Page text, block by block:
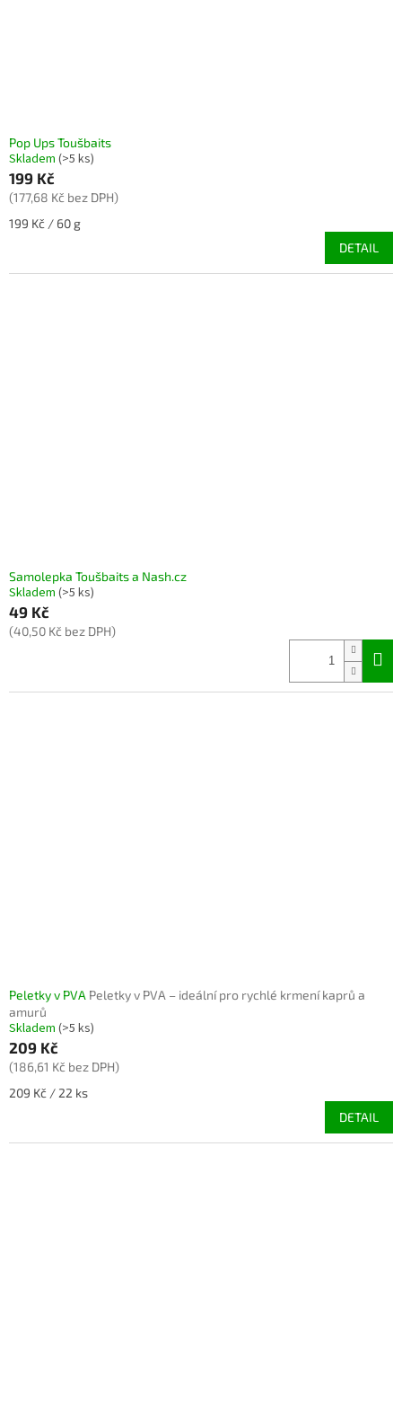
Pop Ups Toušbaits
Skladem (>5 ks)
199 Kč
(177,68 Kč bez DPH)
Měrná
199 Kč / 60 g
DETAIL
Samolepka Toušbaits a Nash.cz
Skladem (>5 ks)
49 Kč
(40,50 Kč bez DPH)
Peletky v PVA Peletky v PVA – ideální pro rychlé krmení kaprů a
amurů
Skladem (>5 ks)
209 Kč
(186,61 Kč bez DPH)
Měrná
209 Kč / 22 ks
DETAIL